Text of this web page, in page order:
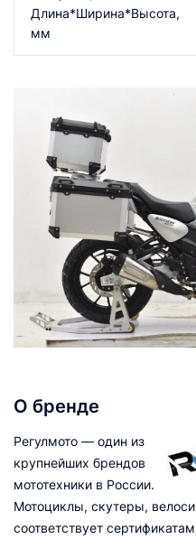
Длина*Ширина*Высота,
мм
О бренде
Регулмото — один из
крупнейших брендов
мототехники в России.
Мотоциклы, скутеры,
соответствует